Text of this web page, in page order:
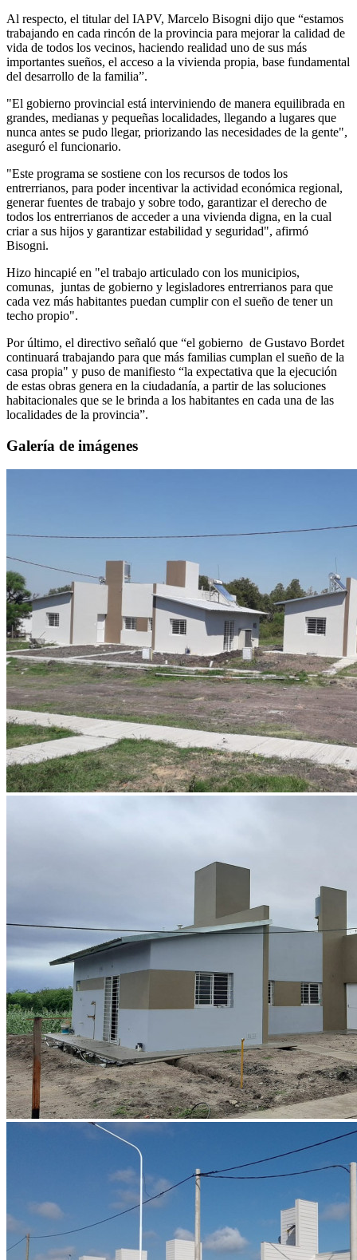
Al respecto, el titular del IAPV, Marcelo Bisogni dijo que “estamos
trabajando en cada rincón de la provincia para mejorar la calidad de
vida de todos los vecinos, haciendo realidad uno de sus más
importantes sueños, el acceso a la vivienda propia, base fundamental
del desarrollo de la familia”.
"El gobierno provincial está interviniendo de manera equilibrada en
grandes, medianas y pequeñas localidades, llegando a lugares que
nunca antes se pudo llegar, priorizando las necesidades de la gente",
aseguró el funcionario.
"Este programa se sostiene con los recursos de todos los
entrerrianos, para poder incentivar la actividad económica regional,
generar fuentes de trabajo y sobre todo, garantizar el derecho de
todos los entrerrianos de acceder a una vivienda digna, en la cual
criar a sus hijos y garantizar estabilidad y seguridad", afirmó
Bisogni.
Hizo hincapié en "el trabajo articulado con los municipios,
comunas, juntas de gobierno y legisladores entrerrianos para que
cada vez más habitantes puedan cumplir con el sueño de tener un
techo propio".
Por último, el directivo señaló que “el gobierno de Gustavo Bordet
continuará trabajando para que más familias cumplan el sueño de la
casa propia" y puso de manifiesto “la expectativa que la ejecución
de estas obras genera en la ciudadanía, a partir de las soluciones
habitacionales que se le brinda a los habitantes en cada una de las
localidades de la provincia”.
Galería de imágenes